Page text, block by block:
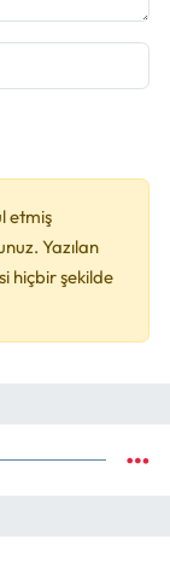
etmiş
Yazılan
hiçbir şekilde